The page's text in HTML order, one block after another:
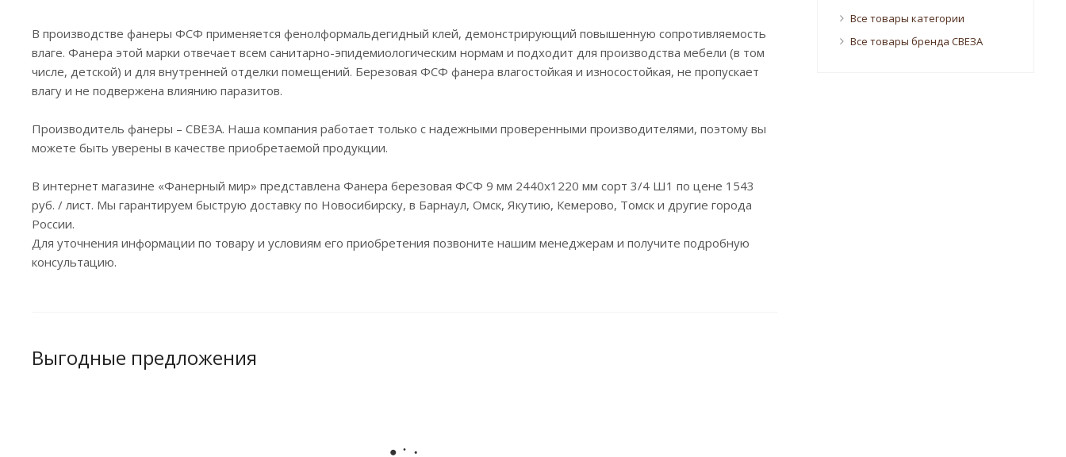
В производстве фанеры ФСФ применяется фенолформальдегидный клей, демонстрирующий повышенную сопротивляемость
влаге. Фанера этой марки отвечает всем санитарно-эпидемиологическим нормам и подходит для производства мебели (в том
числе, детской) и для внутренней отделки помещений. Березовая ФСФ фанера влагостойкая и износостойкая, не пропускает
влагу и не подвержена влиянию паразитов.
Производитель фанеры – СВЕЗА. Наша компания работает только с надежными проверенными производителями, поэтому вы
можете быть уверены в качестве приобретаемой продукции.
В интернет магазине «Фанерный мир» представлена Фанера березовая ФСФ 9 мм 2440x1220 мм сорт 3/4 Ш1 по цене 1543
руб. / лист. Мы гарантируем быструю доставку по Новосибирску, в Барнаул, Омск, Якутию, Кемерово, Томск и другие города
России.
Для уточнения информации по товару и условиям его приобретения позвоните нашим менеджерам и получите подробную
консультацию.
Выгодные предложения
Все товары категории
Все товары бренда СВЕЗА